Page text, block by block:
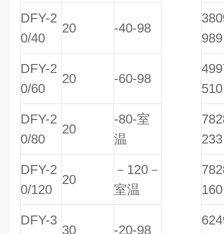
DFY-2
0/40
20 -40-98
989
DFY-2
0/60
20 -60-98
510
DFY-2
0/80
20
-80-室
温
233
DFY-2
0/120
20
－120－
室温
160
DFY-3
30 -20-98